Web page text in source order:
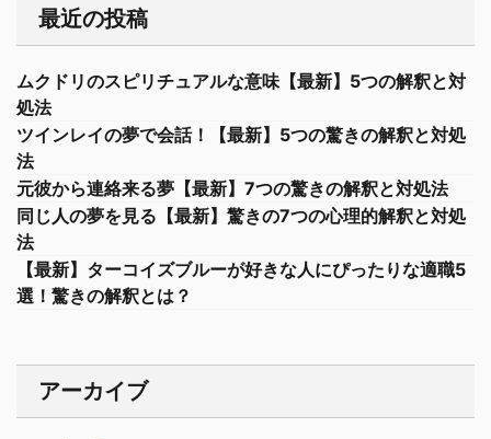
最近の投稿
ムクドリのスピリチュアルな意味【最新】5つの解釈と対
処法
ツインレイの夢で会話！【最新】5つの驚きの解釈と対処
法
元彼から連絡来る夢【最新】7つの驚きの解釈と対処法
同じ人の夢を見る【最新】驚きの7つの心理的解釈と対処
法
【最新】ターコイズブルーが好きな人にぴったりな適職5
選！驚きの解釈とは？
アーカイブ